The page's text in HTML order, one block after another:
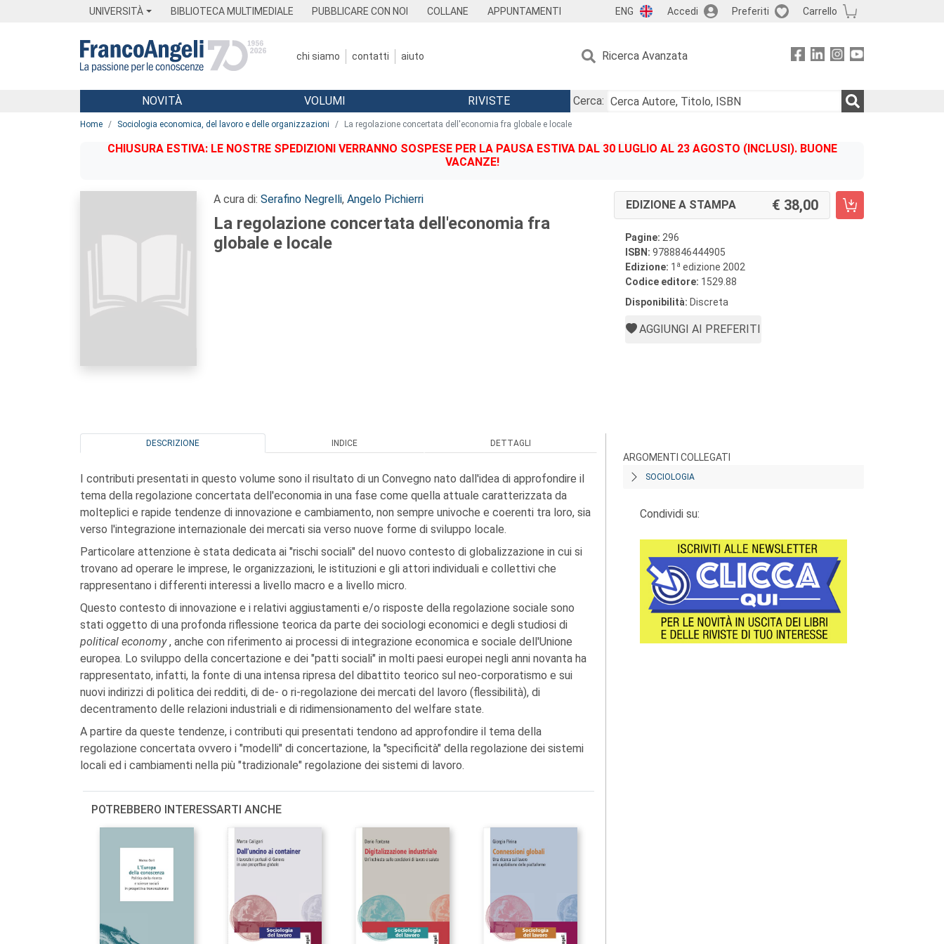
UNIVERSITÀ BIBLIOTECA MULTIMEDIALE PUBBLICARE CON NOI COLLANE APPUNTAMENTI ENG Accedi Preferiti Carrello
chi siamo contatti aiuto Ricerca Avanzata
Menu
NOVITÀ VOLUMI RIVISTE
Cerca:
Home Sociologia economica, del lavoro e delle organizzazioni La regolazione concertata dell'economia fra globale e locale
CHIUSURA ESTIVA: LE NOSTRE SPEDIZIONI VERRANNO SOSPESE PER LA PAUSA ESTIVA DAL 30 LUGLIO AL 23 AGOSTO (INCLUSI). BUONE
VACANZE!
A cura di: Serafino Negrelli, Angelo Pichierri
La regolazione concertata dell'economia fra
globale e locale
EDIZIONE A STAMPA 38,00
Pagine: 296
ISBN: 9788846444905
Edizione: 1 a edizione 2002
Codice editore: 1529.88
Disponibilità: Discreta
AGGIUNGI AI PREFERITI
DESCRIZIONE INDICE DETTAGLI
I contributi presentati in questo volume sono il risultato di un Convegno nato dall'idea di approfondire il
tema della regolazione concertata dell'economia in una fase come quella attuale caratterizzata da
molteplici e rapide tendenze di innovazione e cambiamento, non sempre univoche e coerenti tra loro, sia
verso l'integrazione internazionale dei mercati sia verso nuove forme di sviluppo locale.
Particolare attenzione è stata dedicata ai "rischi sociali" del nuovo contesto di globalizzazione in cui si
trovano ad operare le imprese, le organizzazioni, le istituzioni e gli attori individuali e collettivi che
rappresentano i differenti interessi a livello macro e a livello micro.
Questo contesto di innovazione e i relativi aggiustamenti e/o risposte della regolazione sociale sono
stati oggetto di una profonda riflessione teorica da parte dei sociologi economici e degli studiosi di
political economy, anche con riferimento ai processi di integrazione economica e sociale dell'Unione
europea. Lo sviluppo della concertazione e dei "patti sociali" in molti paesi europei negli anni novanta ha
rappresentato, infatti, la fonte di una intensa ripresa del dibattito teorico sul neo-corporatismo e sui
nuovi indirizzi di politica dei redditi, di de- o ri-regolazione dei mercati del lavoro (flessibilità), di
decentramento delle relazioni industriali e di ridimensionamento del welfare state.
A partire da queste tendenze, i contributi qui presentati tendono ad approfondire il tema della
regolazione concertata ovvero i "modelli" di concertazione, la "specificità" della regolazione dei sistemi
locali ed i cambiamenti nella più "tradizionale" regolazione dei sistemi di lavoro.
POTREBBERO INTERESSARTI ANCHE
ARGOMENTI COLLEGATI
SOCIOLOGIA
Condividi su: